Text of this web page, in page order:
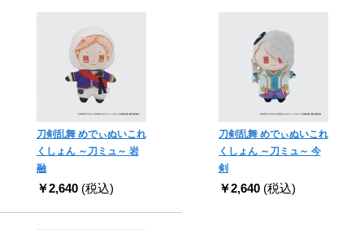
刀剣乱舞 めでぃぬいこれ
くしょん ～刀ミュ～ 岩
融
￥2,640 (税込)
刀剣乱舞 めでぃぬいこれ
くしょん ～刀ミュ～ 今
剣
￥2,640 (税込)